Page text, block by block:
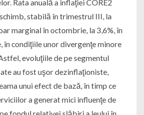
Rata anuală a inflaţiei CORE2
stabilă în trimestrul III, la
marginal în octombrie, la 3,6%, în
în condiţiile unor divergenţe minore
evoluţiile de pe segmentul
au fost uşor dezinflaţioniste,
unui efect de bază, în timp ce
a generat mici influenţe de